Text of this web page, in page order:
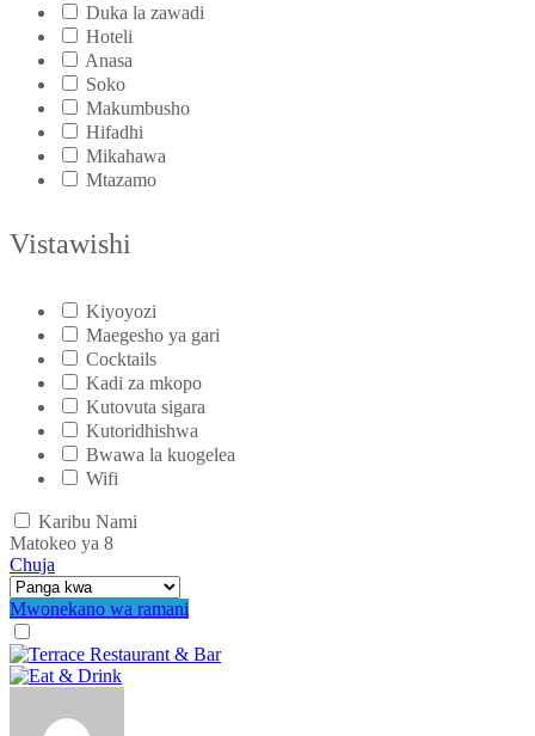
Duka la zawadi
Hoteli
Anasa
Soko
Makumbusho
Hifadhi
Mikahawa
Mtazamo
Vistawishi
Kiyoyozi
Maegesho ya gari
Cocktails
Kadi za mkopo
Kutovuta sigara
Kutoridhishwa
Bwawa la kuogelea
Wifi
Karibu Nami
Matokeo ya 8
Chuja
Mwonekano wa ramani